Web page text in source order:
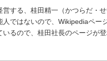
する、桂田精一（かつらだ・
ではないので、Wikipediaペー
るので、桂田社長のページが登